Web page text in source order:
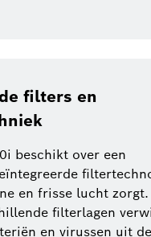
filters en
beschikt over een
en frisse lucht zorgt.
filterlagen
en virussen uit